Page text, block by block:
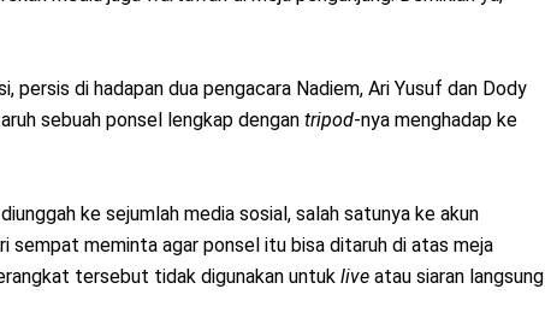
persis di hadapan dua pengacara Nadiem, Ari Yusuf dan Dody
sebuah ponsel lengkap dengan tripod-nya menghadap ke
ke sejumlah media sosial, salah satunya ke akun
sempat meminta agar ponsel itu bisa ditaruh di atas meja
tersebut tidak digunakan untuk live atau siaran langsung